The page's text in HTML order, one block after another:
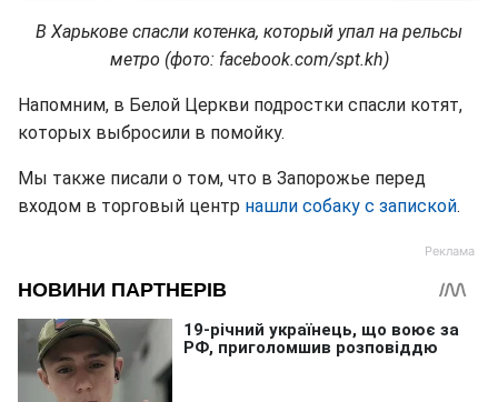
В Харькове спасли котенка, который упал на рельсы
метро (фото: facebook.com/spt.kh)
Напомним, в Белой Церкви подростки спасли котят,
которых выбросили в помойку.
Мы также писали о том, что в Запорожье перед
входом в торговый центр нашли собаку с запиской.